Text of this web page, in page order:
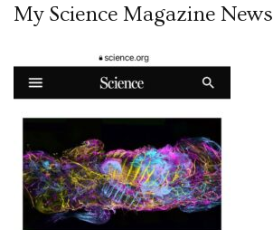
My Science Magazine News